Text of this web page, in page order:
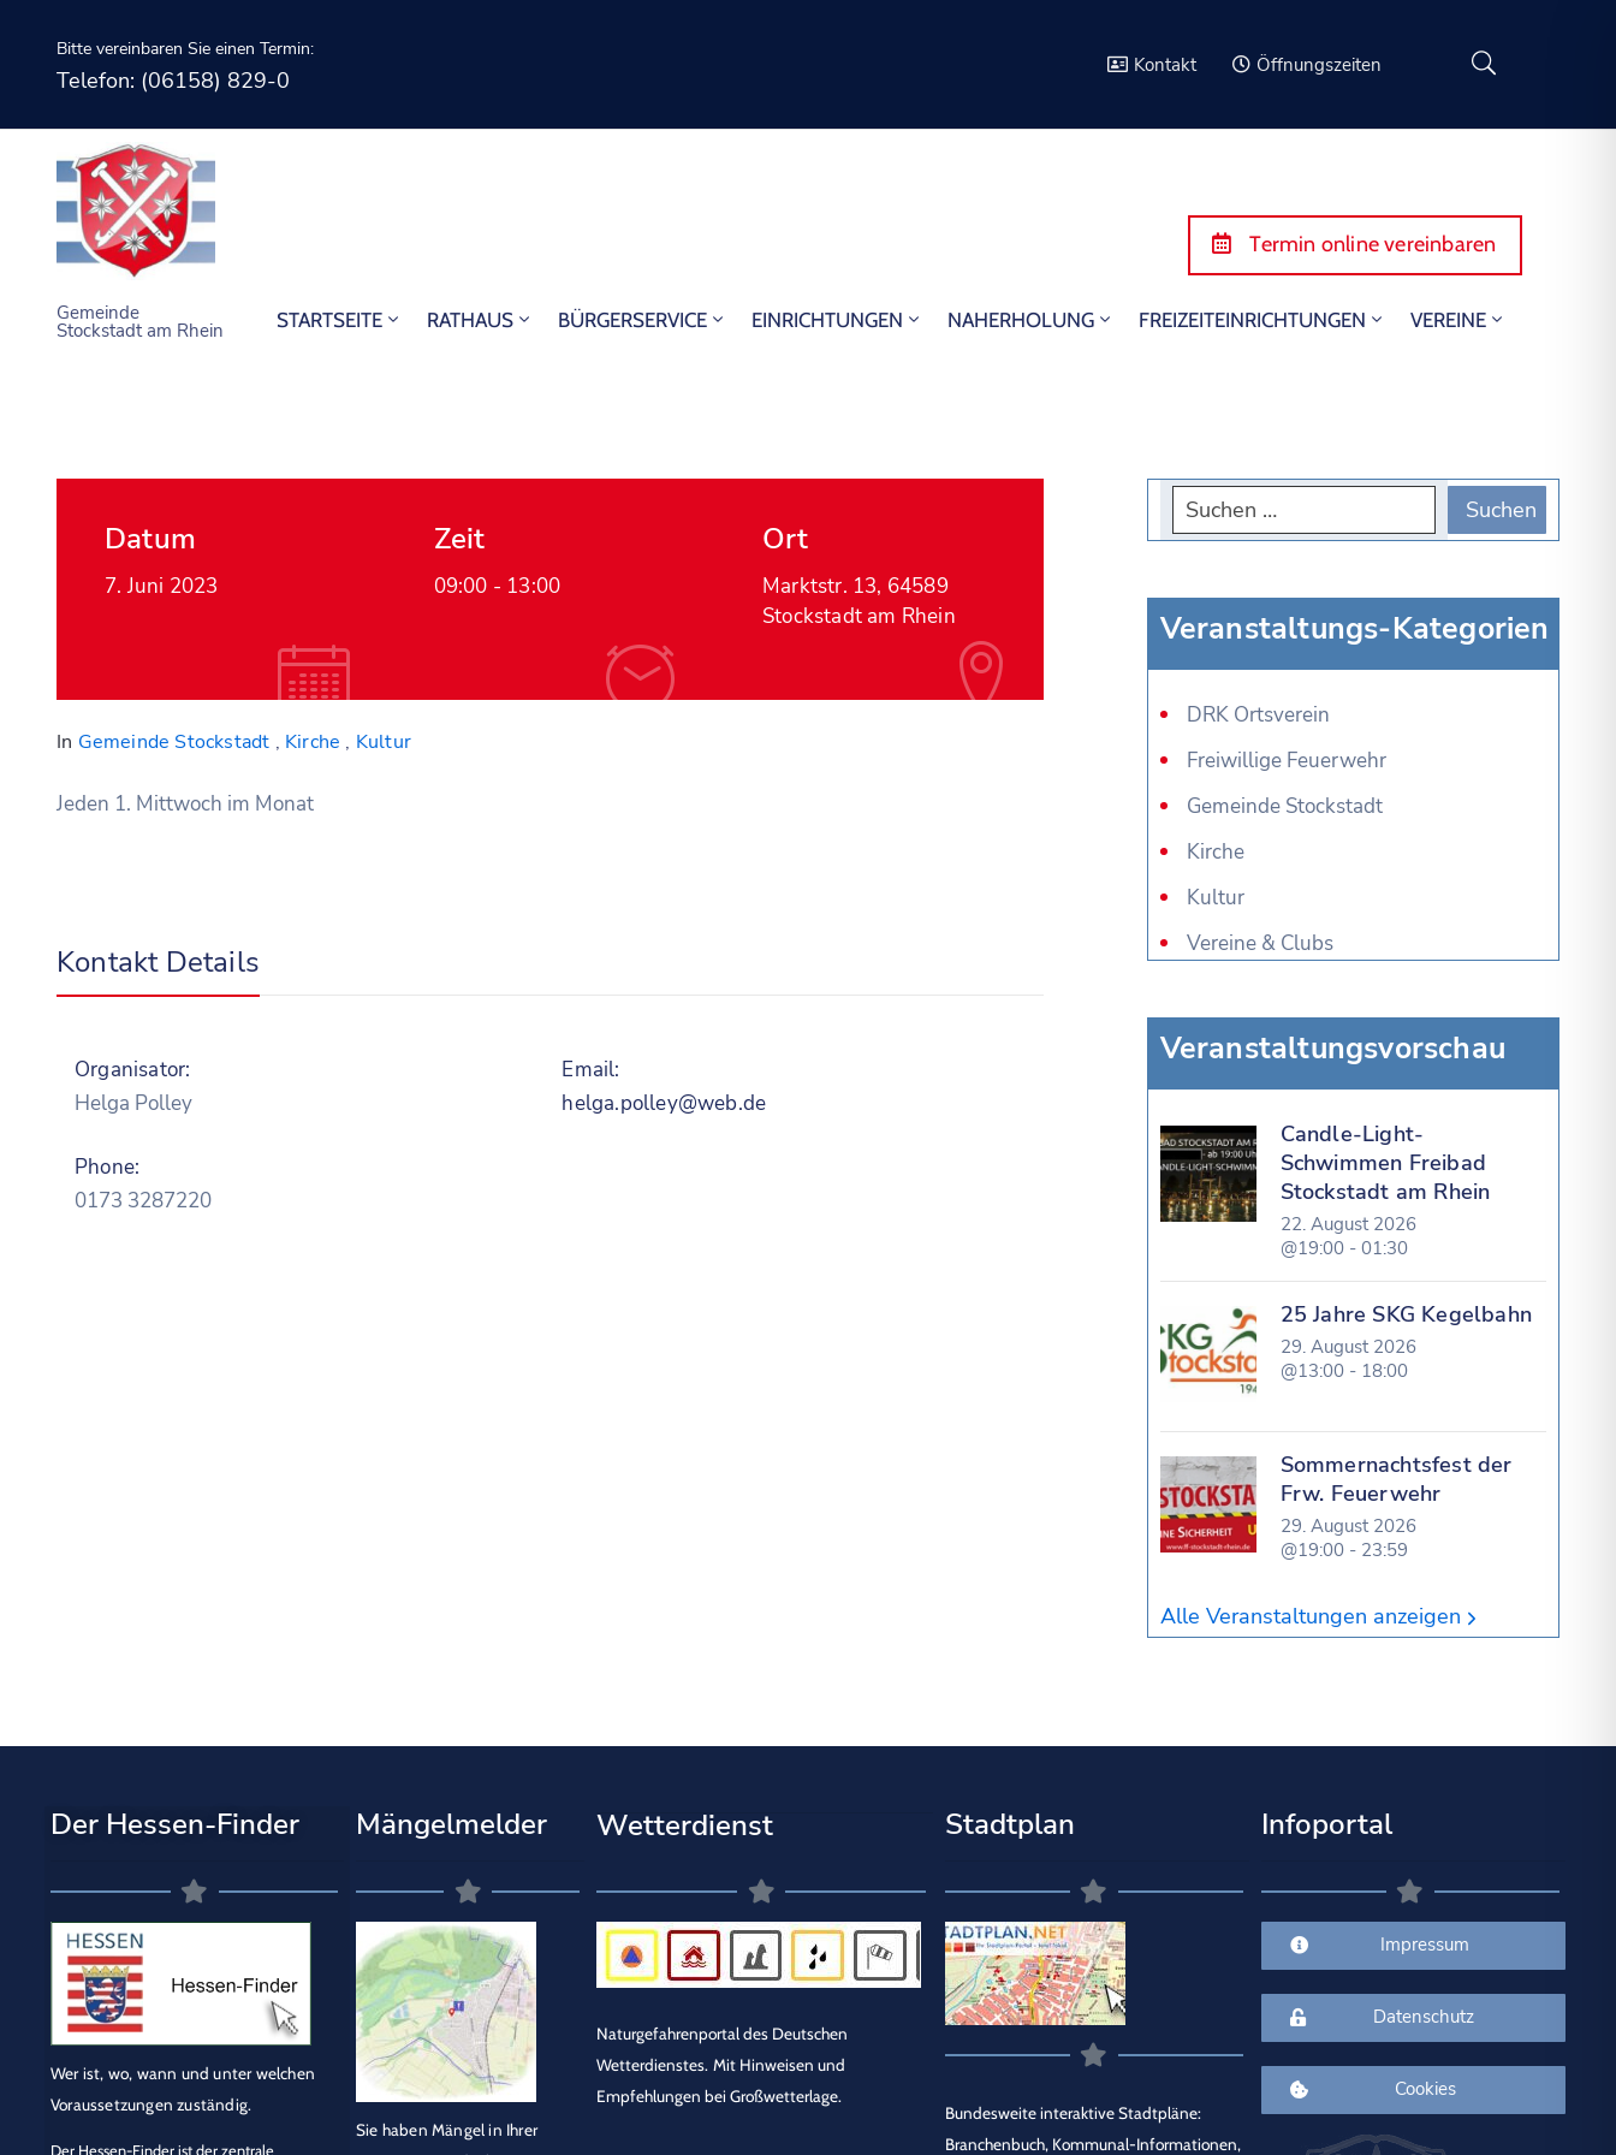
Bitte vereinbaren Sie einen Termin:
Telefon: (06158) 829-0
Kontakt Öffnungszeiten
Gemeinde
Stockstadt am Rhein
Termin online vereinbaren
STARTSEITE RATHAUS BÜRGERSERVICE EINRICHTUNGEN NAHERHOLUNG FREIZEITEINRICHTUNGEN VEREINE
Datum
7. Juni 2023
Zeit
09:00 - 13:00
Ort
Marktstr. 13, 64589
Stockstadt am Rhein
In Gemeinde Stockstadt , Kirche , Kultur
Jeden 1. Mittwoch im Monat
Kontakt Details
Organisator:
Helga Polley
Phone:
0173 3287220
Email:
helga.polley@web.de
Veranstaltungs-Kategorien
DRK Ortsverein
Freiwillige Feuerwehr
Gemeinde Stockstadt
Kirche
Kultur
Vereine & Clubs
Veranstaltungsvorschau
Candle-Light-
Schwimmen Freibad
Stockstadt am Rhein
22. August 2026
@19:00 - 01:30
25 Jahre SKG Kegelbahn
29. August 2026
@13:00 - 18:00
Sommernachtsfest der
Frw. Feuerwehr
29. August 2026
@19:00 - 23:59
Alle Veranstaltungen anzeigen
Der Hessen-Finder
Wer ist, wo, wann und unter welchen
Voraussetzungen zuständig.
Der Hessen-Finder ist der zentrale
Mängelmelder
Sie haben Mängel in Ihrer
Wetterdienst
Naturgefahrenportal des Deutschen
Wetterdienstes. Mit Hinweisen und
Empfehlungen bei Großwetterlage.
Stadtplan
Bundesweite interaktive Stadtpläne:
Branchenbuch, Kommunal-Informationen,
Infoportal
Impressum
Datenschutz
Cookies